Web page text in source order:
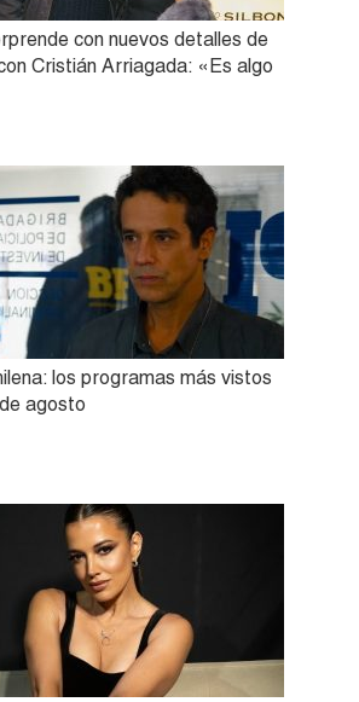
con nuevos detalles de
Cristián Arriagada: «Es algo
los programas más vistos
agosto